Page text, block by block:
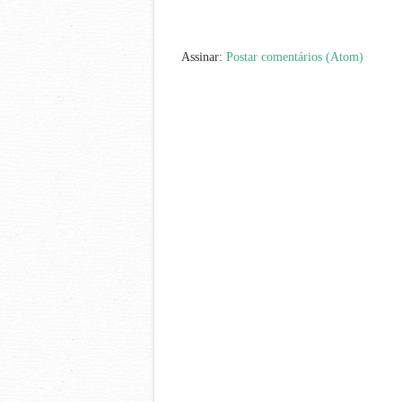
Assinar: Postar comentários (Atom)